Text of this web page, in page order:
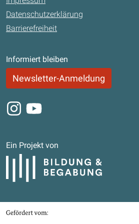
Datenschutzerklärung
Barrierefreiheit
Informiert bleiben
Newsletter-Anmeldung
Instagram
Youtube
Ein Projekt von
Bildung und Begabung
Gefördert von
Bundesministerium für Bildung, Familie,